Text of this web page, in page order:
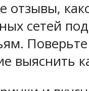
отзывы,
сетей
выяснить